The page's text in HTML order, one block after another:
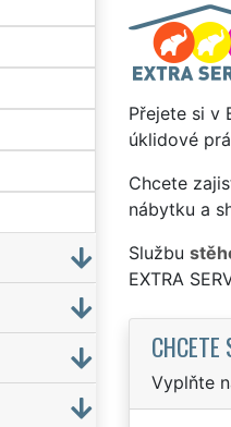
Přejete si v
úklidové
Chcete
nábytku a
Službu
EXTRA
CHCETE
Vyplňte